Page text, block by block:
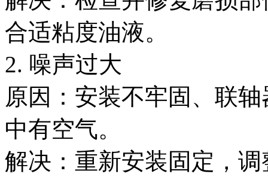
合适粘度油液。
2. 噪声过大
原因：安装不牢固、联
中有空气。
解决：重新安装固定，